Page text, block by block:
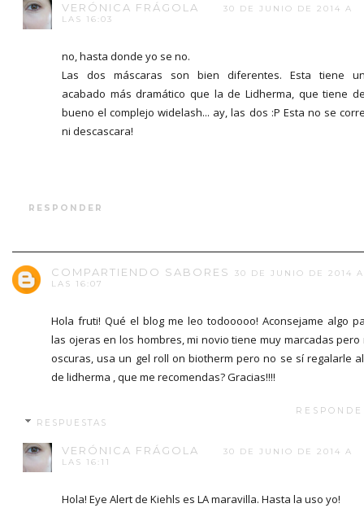
VERÓNICA FRÁGOLA
30 DE JUNIO DE 2014 A
LAS 16:03
no, hasta donde yo se no.
Las dos máscaras son bien diferentes. Esta tiene
acabado más dramático que la de Lidherma, que tiene
bueno el complejo widelash... ay, las dos :P Esta no se
ni descascara!
RESPONDER
COMPARTIENDO SABORES
30 DE JUNIO DE 2014 A
LAS 16:07
Hola fruti! Qué el blog me leo todooooo! Aconsejame algo
las ojeras en los hombres, mi novio tiene muy marcadas pero
oscuras, usa un gel roll on biotherm pero no se sí regalarle
de lidherma , que me recomendas? Gracias!!!!
RESPUESTAS
VERÓNICA FRÁGOLA
30 DE JUNIO DE 2014 A
LAS 16:11
Hola! Eye Alert de Kiehls es LA maravilla. Hasta la uso yo!